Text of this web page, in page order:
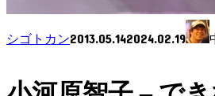
シゴトカン2013.05.142024.02.19